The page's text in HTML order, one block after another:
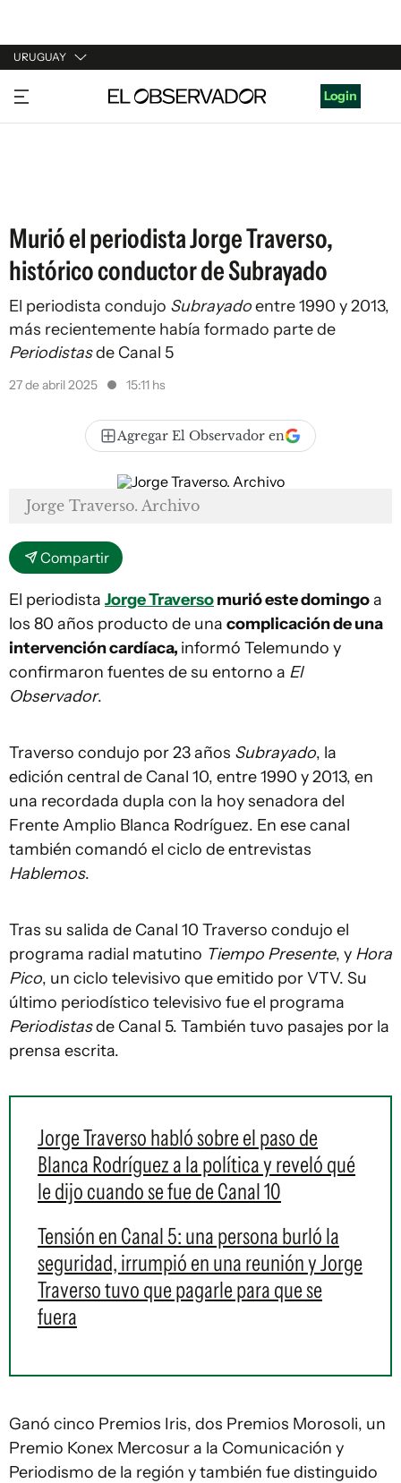
URUGUAY
URUGUAY
ARGENTINA
Login
Murió el periodista Jorge Traverso,
histórico conductor de Subrayado
El periodista condujo Subrayadoentre 1990 y 2013,
más recientemente había formado parte de
Periodistasde Canal 5
27 de abril 2025 15:11 hs
Agregar El Observador en
Jorge Traverso. Archivo
Compartir
El periodista Jorge Traversomurió este domingoa
los 80 años producto de una complicación de una
intervención cardíaca, informó Telemundo y
confirmaron fuentes de su entorno a El
Observador.
Traverso condujo por 23 años Subrayado, la
edición central de Canal 10, entre 1990 y 2013, en
una recordada dupla con la hoy senadora del
Frente Amplio Blanca Rodríguez. En ese canal
también comandó el ciclo de entrevistas
Hablemos.
Tras su salida de Canal 10 Traverso condujo el
programa radial matutino Tiempo Presente, y Hora
Pico, un ciclo televisivo que emitido por VTV. Su
último periodístico televisivo fue el programa
Periodistasde Canal 5. También tuvo pasajes por la
prensa escrita.
Jorge Traverso habló sobre el paso de
Blanca Rodríguez a la política y reveló qué
le dijo cuando se fue de Canal 10
Tensión en Canal 5: una persona burló la
seguridad, irrumpió en una reunión y Jorge
Traverso tuvo que pagarle para que se
fuera
Ganó cinco Premios Iris, dos Premios Morosoli, un
Premio Konex Mercosur a la Comunicación y
Periodismo de la región y también fue distinguido